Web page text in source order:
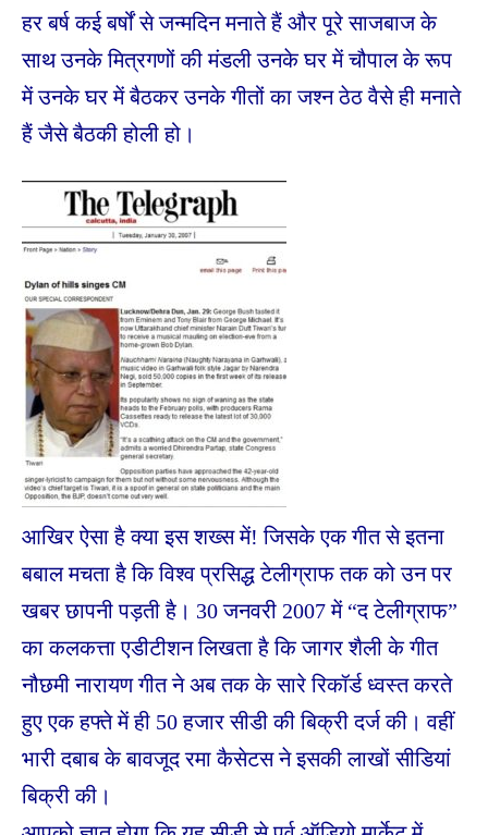
हर बर्ष कई बर्षों से जन्मदिन मनाते हैं और पूरे साजबाज के
साथ उनके मित्रगणों की मंडली उनके घर में चौपाल के रूप
में उनके घर में बैठकर उनके गीतों का जश्न ठेठ वैसे ही मनाते
हैं जैसे बैठकी होली हो।
आखिर ऐसा है क्या इस शख्स में! जिसके एक गीत से इतना
बबाल मचता है कि विश्व प्रसिद्ध टेलीग्राफ तक को उन पर
खबर छापनी पड़ती है। 30 जनवरी 2007 में “द टेलीग्राफ”
का कलकत्ता एडीटीशन लिखता है कि जागर शैली के गीत
नौछमी नारायण गीत ने अब तक के सारे रिकॉर्ड ध्वस्त करते
हुए एक हफ्ते में ही 50 हजार सीडी की बिक्री दर्ज की। वहीं
भारी दबाब के बावजूद रमा कैसेटस ने इसकी लाखों सीडियां
बिक्री की।